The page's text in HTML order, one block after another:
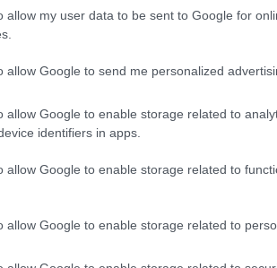
allow my user data to be sent to Google for
allow Google to send me personalized
allow Google to enable storage related to
identifiers in apps.
allow Google to enable storage related to
allow Google to enable storage related to
at hun nå har tatt med seg
Wang, og er glad for at jeg kan
nøye og flink på det med
endringer jeg bør gjøre
og fortsetter:
hverandre godt og snakker
både på
for meg.